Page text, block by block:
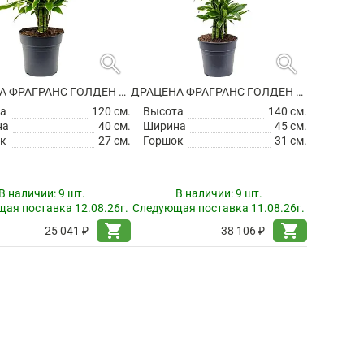
search
ДРАЦЕНА ФРАГРАНС ГОЛДЕН КОСТ РАЗВЕТВЛЕННАЯ
120 см.
40 см.
27 см.
наличии:9 шт.
поставка 12.08.26г.
25 041 ₽
shopping_cart
search
ДРАЦЕНА ФРАГРАНС ГОЛДЕН КОСТ РАЗВЕТВЛЕННАЯ
Высота
140 см.
Ширина
45 см.
Горшок
31 см.
В наличии:9 шт.
Следующая поставка 11.08.26г.
38 106 ₽
shopping_cart